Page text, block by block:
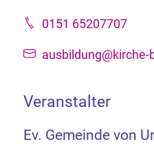
0151 65207707
ausbildung@kirche-
Veranstalter
Ev. Gemeinde von